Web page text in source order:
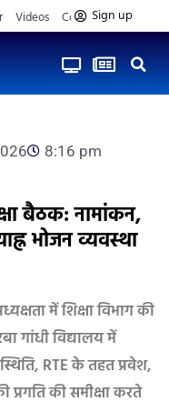
Videos Contact us
Sign up
8:16 pm
बैठक: नामांकन,
भोजन व्यवस्था
में शिक्षा विभाग की
गांधी विद्यालय में
RTE के तहत प्रवेश,
प्रगति की समीक्षा करते